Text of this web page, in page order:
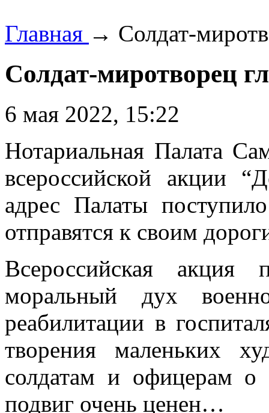
Главная → Солдат-
Солдат-миротворец
6 мая 2022, 15:22
Нотариальная Палата
всероссийской акции
адрес Палаты
отправятся к своим
Всероссийская акция
моральный дух
реабилитации в
творения маленьких
солдатам и офицерам
подвиг очень ценен…